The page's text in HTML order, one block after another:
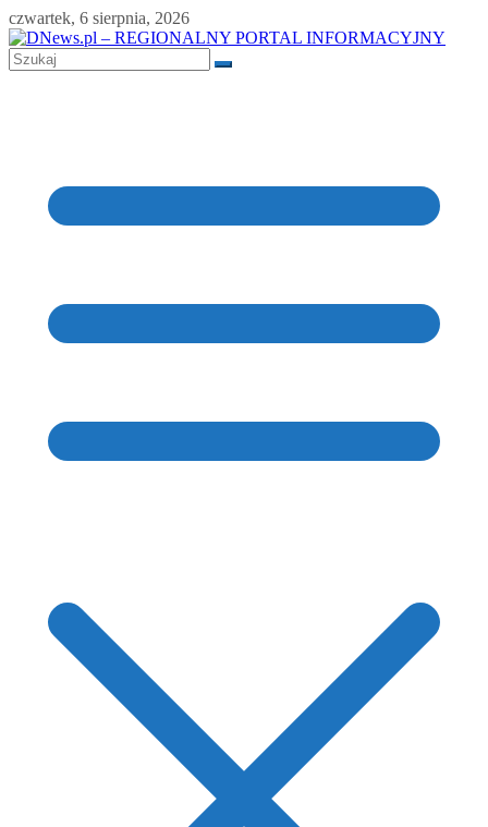
Skip
to
content
czwartek, 6 sierpnia, 2026